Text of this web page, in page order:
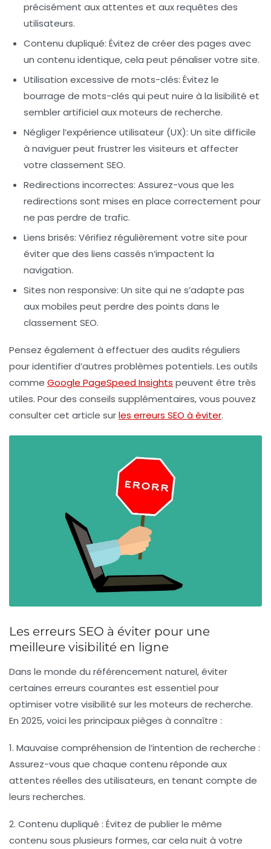
précisément aux attentes et aux requêtes des
utilisateurs.
Contenu dupliqué: Évitez de créer des pages avec
un contenu identique, cela peut pénaliser votre site.
Utilisation excessive de mots-clés: Évitez le
bourrage de mots-clés qui peut nuire à la lisibilité et
sembler artificiel aux moteurs de recherche.
Négliger l’expérience utilisateur (UX): Un site difficile
à naviguer peut frustrer les visiteurs et affecter
votre classement SEO.
Redirections incorrectes: Assurez-vous que les
redirections sont mises en place correctement pour
ne pas perdre de trafic.
Liens brisés: Vérifiez régulièrement votre site pour
éviter que des liens cassés n’impactent la
navigation.
Sites non responsive: Un site qui ne s’adapte pas
aux mobiles peut perdre des points dans le
classement SEO.
Pensez également à effectuer des audits réguliers
pour identifier d’autres problèmes potentiels. Les outils
comme Google PageSpeed Insights peuvent être très
utiles. Pour des conseils supplémentaires, vous pouvez
consulter cet article surles erreurs SEO à éviter.
Les erreurs SEO à éviter pour une
meilleure visibilité en ligne
Dans le monde du référencement naturel, éviter
certaines erreurs courantes est essentiel pour
optimiser votre visibilité sur les moteurs de recherche.
En 2025, voici les principaux pièges à connaître :
1. Mauvaise compréhension de l’intention de recherche :
Assurez-vous que chaque contenu réponde aux
attentes réelles des utilisateurs, en tenant compte de
leurs recherches.
2. Contenu dupliqué : Évitez de publier le même
contenu sous plusieurs formes, car cela nuit à votre